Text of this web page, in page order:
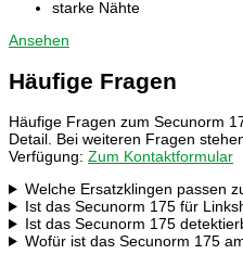
starke Nähte
Ansehen
Häufige Fragen
Häufige Fragen zum Secunorm
Detail. Bei weiteren Fragen
Verfügung: Zum Kontaktformular
Welche Ersatzklingen passen
Ist das Secunorm 175 für
Ist das Secunorm 175
Wofür ist das Secunorm 175